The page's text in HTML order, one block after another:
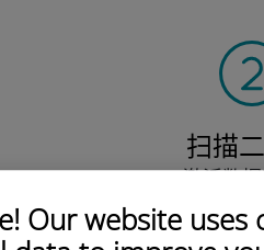
Our website uses
扫描
激活数
安装
简